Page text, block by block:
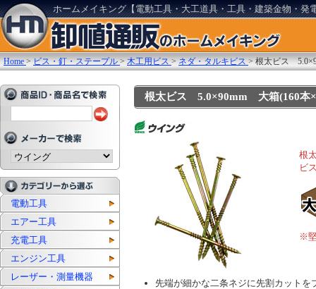
ホームメイキング【電動工具・大工道具・工具・建築金物・発
Home >ビス・釘・ステープル >木工用ビス >ネダ・タルキビス >根太ビス
電動工具
エアー工具
充電工具
エンジン工具
レーザー・測量機器
根太ビス 5.0×90mm 大箱(160本
根
ビ
※
先端が細かな二条ネジに先割カット